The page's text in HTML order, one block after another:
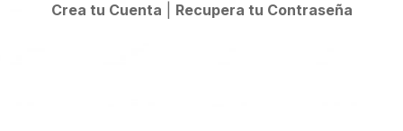
Crea tu Cuenta Recupera tu Contraseña